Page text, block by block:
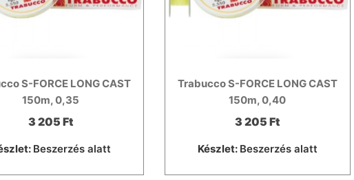
S-FORCE LONG CAST
150m, 0,35
3 205 Ft
Beszerzés alatt
Trabucco S-FORCE LONG CAST
150m, 0,40
3 205 Ft
Készlet: Beszerzés alatt